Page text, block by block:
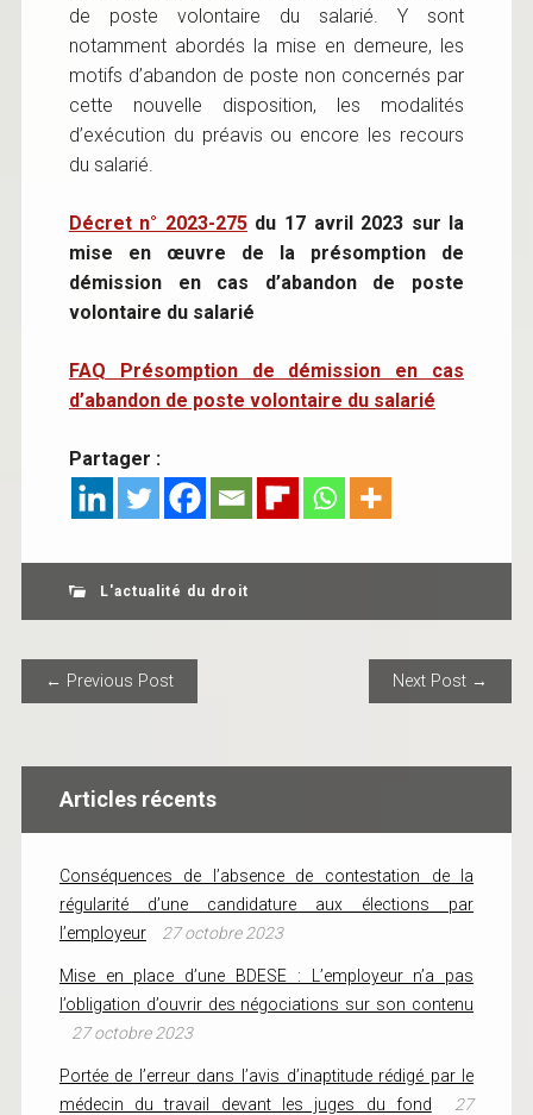
de poste volontaire du salarié. Y sont
notamment abordés la mise en demeure, les
motifs d’abandon de poste non concernés par
cette nouvelle disposition, les modalités
d’exécution du préavis ou encore les recours
du salarié.
Décret n° 2023-275du 17 avril 2023 sur la
mise en œuvre de la présomption de
démission en cas d’abandon de poste
volontaire du salarié
FAQ Présomption de démission en cas
d’abandon de poste volontaire du salarié
Partager :
L'actualité du droit
POST NAVIGATION
← Previous Post Next Post →
Articles récents
Conséquences de l’absence de contestation de la
régularité d’une candidature aux élections par
l’employeur
27 octobre 2023
Mise en place d’une BDESE : L’employeur n’a pas
l’obligation d’ouvrir des négociations sur son contenu
27 octobre 2023
Portée de l’erreur dans l’avis d’inaptitude rédigé par le
médecin du travail devant les juges du fond
27